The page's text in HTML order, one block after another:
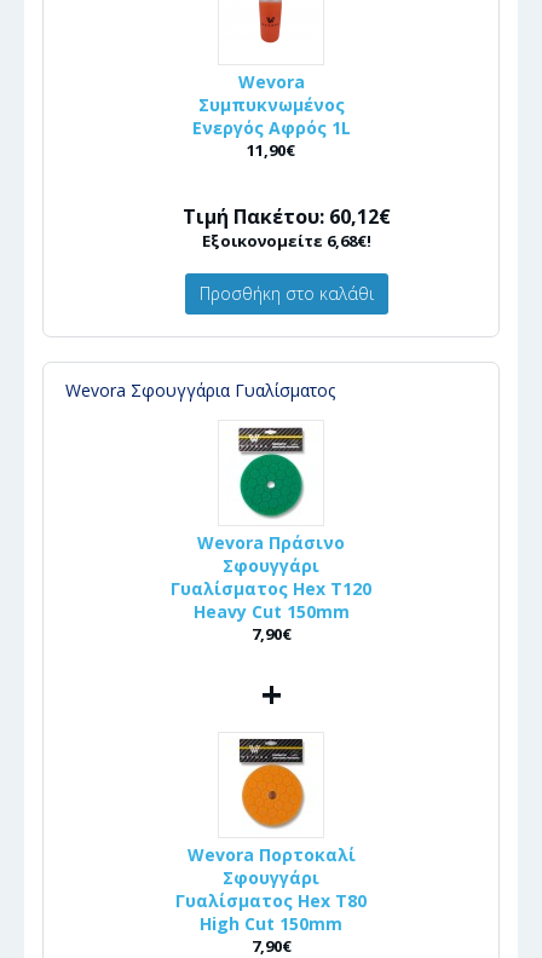
Wevora
Συμπυκνωμένος
Ενεργός Αφρός 1L
11,90€
Τιμή Πακέτου: 60,12€
Εξοικονομείτε 6,68€!
Προσθήκη στο καλάθι
Wevora Σφουγγάρια Γυαλίσματος
Wevora Πράσινο
Σφουγγάρι
Γυαλίσματος Hex T120
Heavy Cut 150mm
7,90€
+
Wevora Πορτοκαλί
Σφουγγάρι
Γυαλίσματος Hex T80
High Cut 150mm
7,90€